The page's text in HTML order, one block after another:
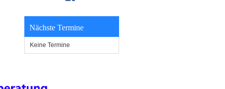
Nächste Termine
Keine Termine